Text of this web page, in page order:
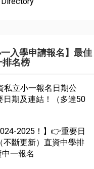
一入學申請報名】最佳
排名榜
私立小一報名日期公
日期及連結！（多達50
2025！】👉重要日
不斷更新）直資中學排
一報名